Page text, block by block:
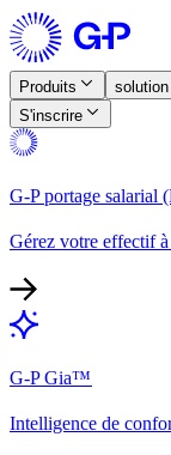
Produits​​ solution​​
S'inscrire​​
G-P portage
Gérez votre effectif
G-P Gia™​​
Intelligence de